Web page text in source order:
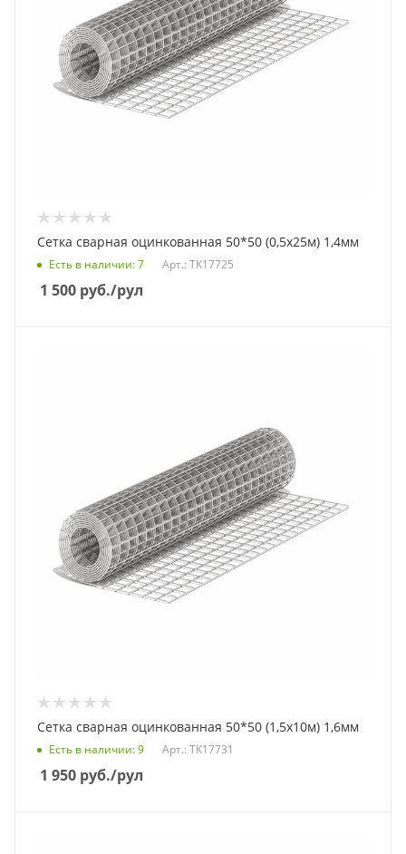
Сетка сварная оцинкованная 50*50 (0,5х25м) 1,4мм
Есть в наличии: 7 Арт.: ТК17725
1 500 руб./рул
Сетка сварная оцинкованная 50*50 (1,5х10м) 1,6мм
Есть в наличии: 9 Арт.: ТК17731
1 950 руб./рул